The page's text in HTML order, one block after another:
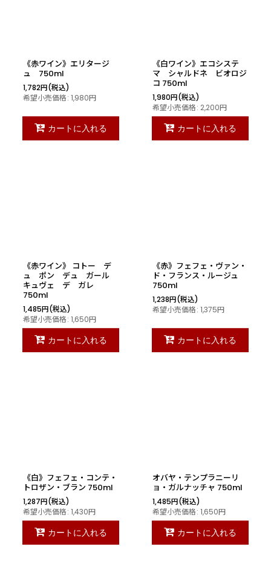
《赤ワイン》エリタージ
ュ 750ml
1,782円(税込)
希望小売価格: 1,980円
カートに入れる
《白ワイン》エコシステ
マ シャルドネ ビオロジ
コ 750ml
1,980円(税込)
希望小売価格: 2,200円
カートに入れる
《赤ワイン》 コトー デ
ュ ポン デュ ガール
キュヴェ デ ガレ
750ml
1,485円(税込)
希望小売価格: 1,650円
カートに入れる
《赤》フェフェ・ヴァン・
ド・フランス・ルージュ
750ml
1,238円(税込)
希望小売価格: 1,375円
カートに入れる
《白》フェフェ・コンテ・
トロザン・ブラン 750ml
1,287円(税込)
希望小売価格: 1,430円
カートに入れる
オバヤ・テンプラニーリ
ョ・ガルナッチャ 750ml
1,485円(税込)
希望小売価格: 1,650円
カートに入れる